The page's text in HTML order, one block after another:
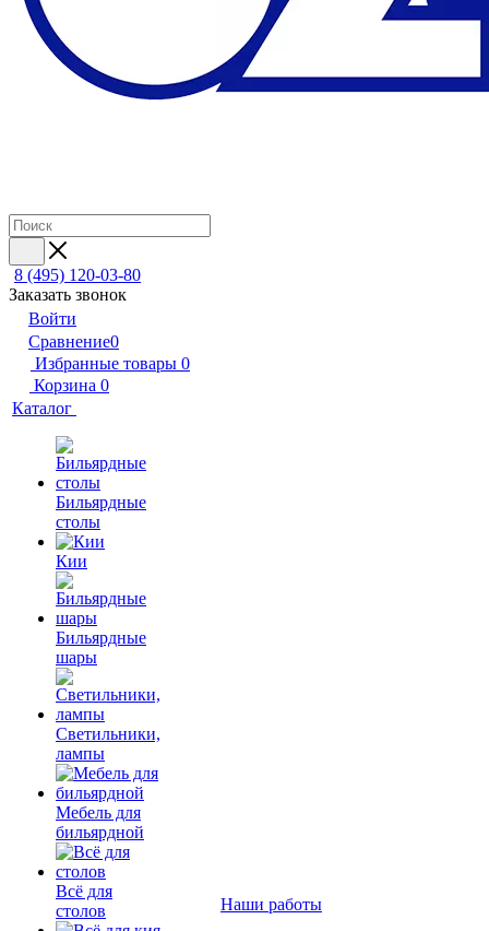
8 (495) 120-03-80
Заказать звонок
Войти
Сравнение0
Избранные товары 0
Корзина 0
Каталог
Бильярдные
столы
Кии
Бильярдные
шары
Светильники,
лампы
Мебель для
бильярдной
Всё для
столов
Наши работы